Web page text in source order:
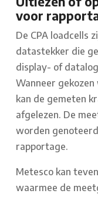
voor
De CPA loadcells
datastekker die
display- of
Wanneer
kan de gemeten
afgelezen. De
worden
rapportage.
Metesco kan
waarmee de